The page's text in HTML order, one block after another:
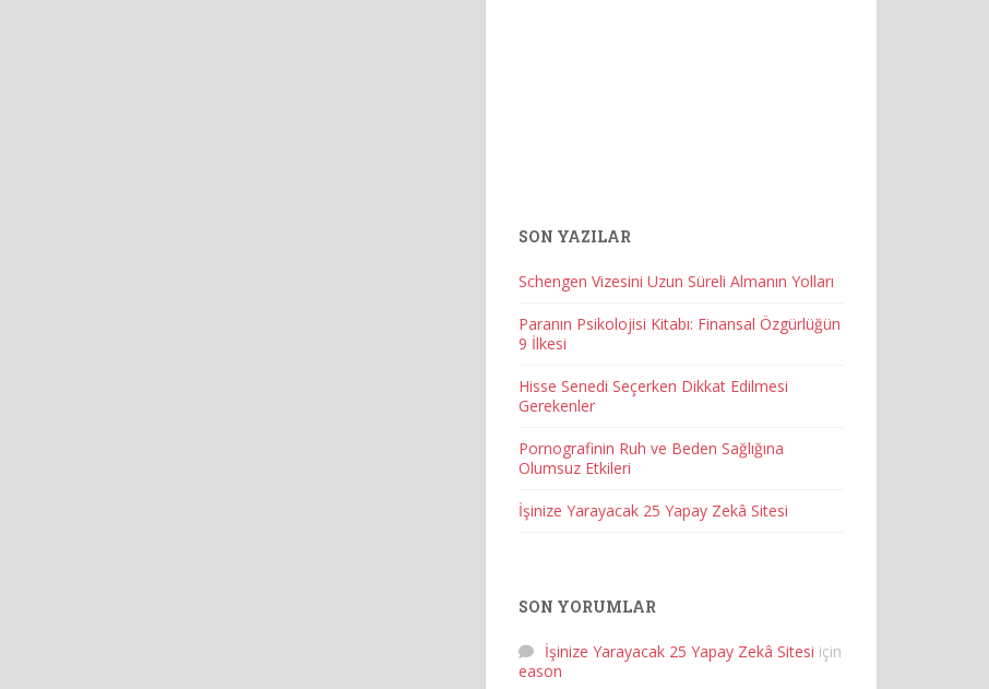
SON YAZILAR
Schengen Vizesini Uzun Süreli Almanın Yolları
Paranın Psikolojisi Kitabı: Finansal Özgürlüğün
9 İlkesi
Hisse Senedi Seçerken Dikkat Edilmesi
Gerekenler
Pornografinin Ruh ve Beden Sağlığına
Olumsuz Etkileri
İşinize Yarayacak 25 Yapay Zekâ Sitesi
SON YORUMLAR
İşinize Yarayacak 25 Yapay Zekâ Sitesi için
eason